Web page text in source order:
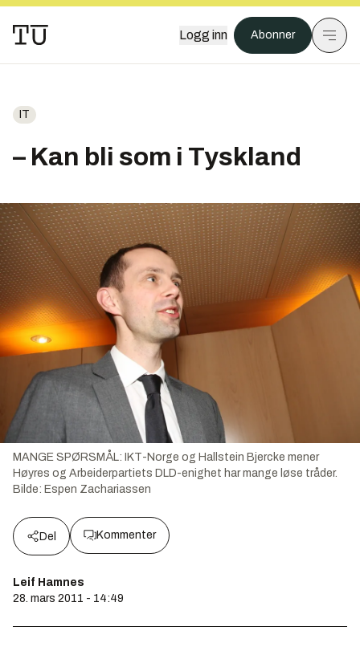
Logg inn Abonner
IT
– Kan bli som i Tyskland
MANGE SPØRSMÅL: IKT-Norge og Hallstein Bjercke mener
Høyres og Arbeiderpartiets DLD-enighet har mange løse tråder.
Bilde: Espen Zachariassen
Del Kommenter
Leif Hamnes
28. mars 2011 - 14:49